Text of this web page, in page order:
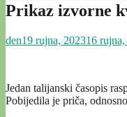
Prikaz izvorne
den19 rujna, 202316
Jedan talijanski časopis
Pobijedila je priča,